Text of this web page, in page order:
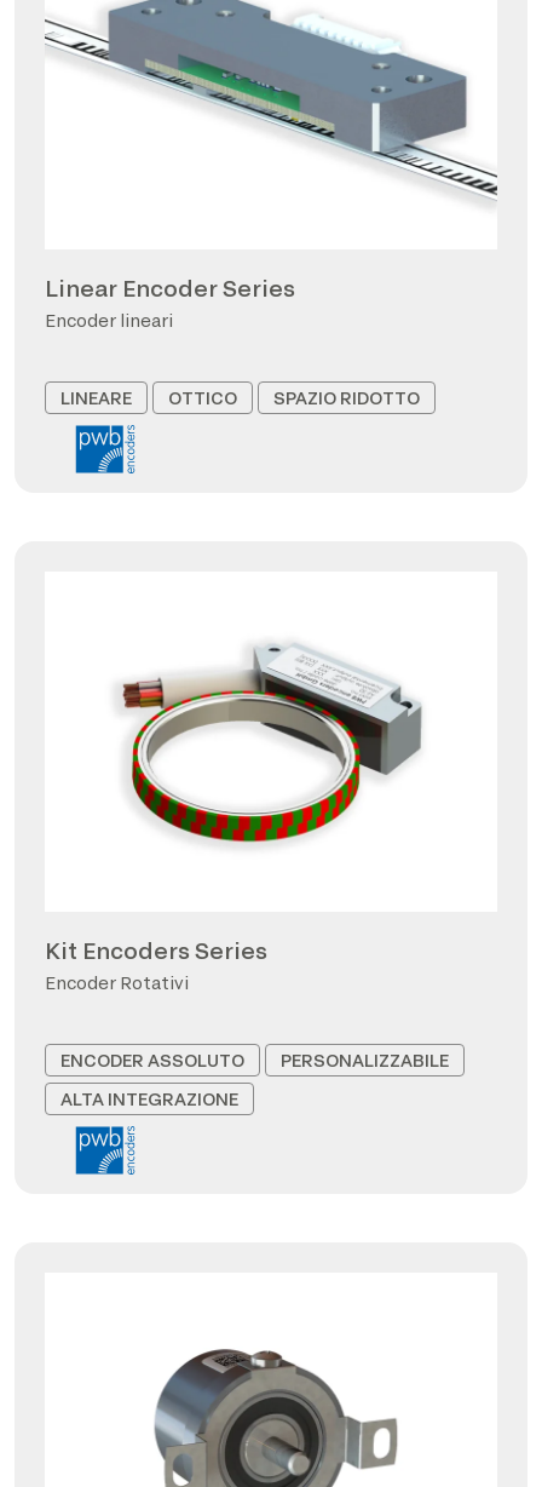
Linear Encoder Series
Encoder lineari
LINEARE OTTICO SPAZIO RIDOTTO
Kit Encoders Series
Encoder Rotativi
ENCODER ASSOLUTO
PERSONALIZZABILE
ALTA INTEGRAZIONE